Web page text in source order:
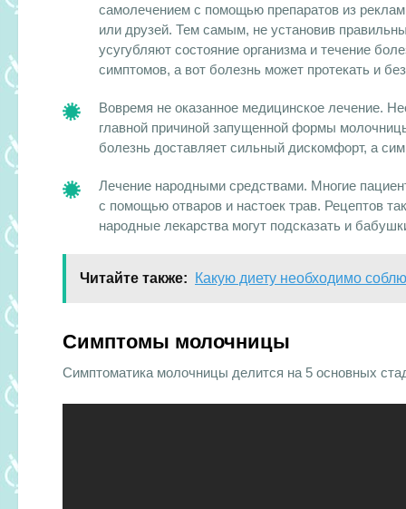
самолечением с помощью препаратов из
или друзей. Тем самым, не установив
усугубляют состояние организма и течение
симптомов, а вот болезнь может протекать и
Вовремя не оказанное медицинское лечение.
главной причиной запущенной формы
болезнь доставляет сильный дискомфорт, а
Лечение народными средствами. Многие
с помощью отваров и настоек трав. Рецептов
народные лекарства могут подсказать и
Читайте также: Какую диету необходимо
Симптомы молочницы
Симптоматика молочницы делится на 5 основных